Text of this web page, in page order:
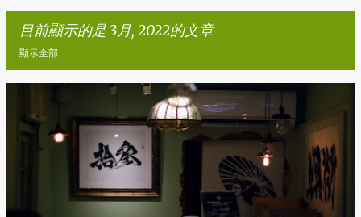
目前顯示的是 3月, 2022的文章
顯示全部